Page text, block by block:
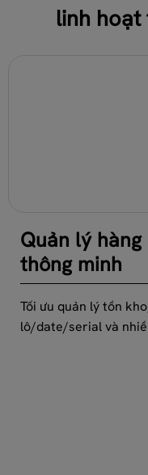
linh hoạt
Quản lý
thông minh
Tối ưu quản lý tồn
lô/date/serial và